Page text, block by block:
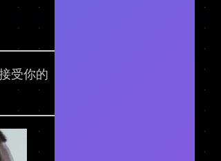
受你的